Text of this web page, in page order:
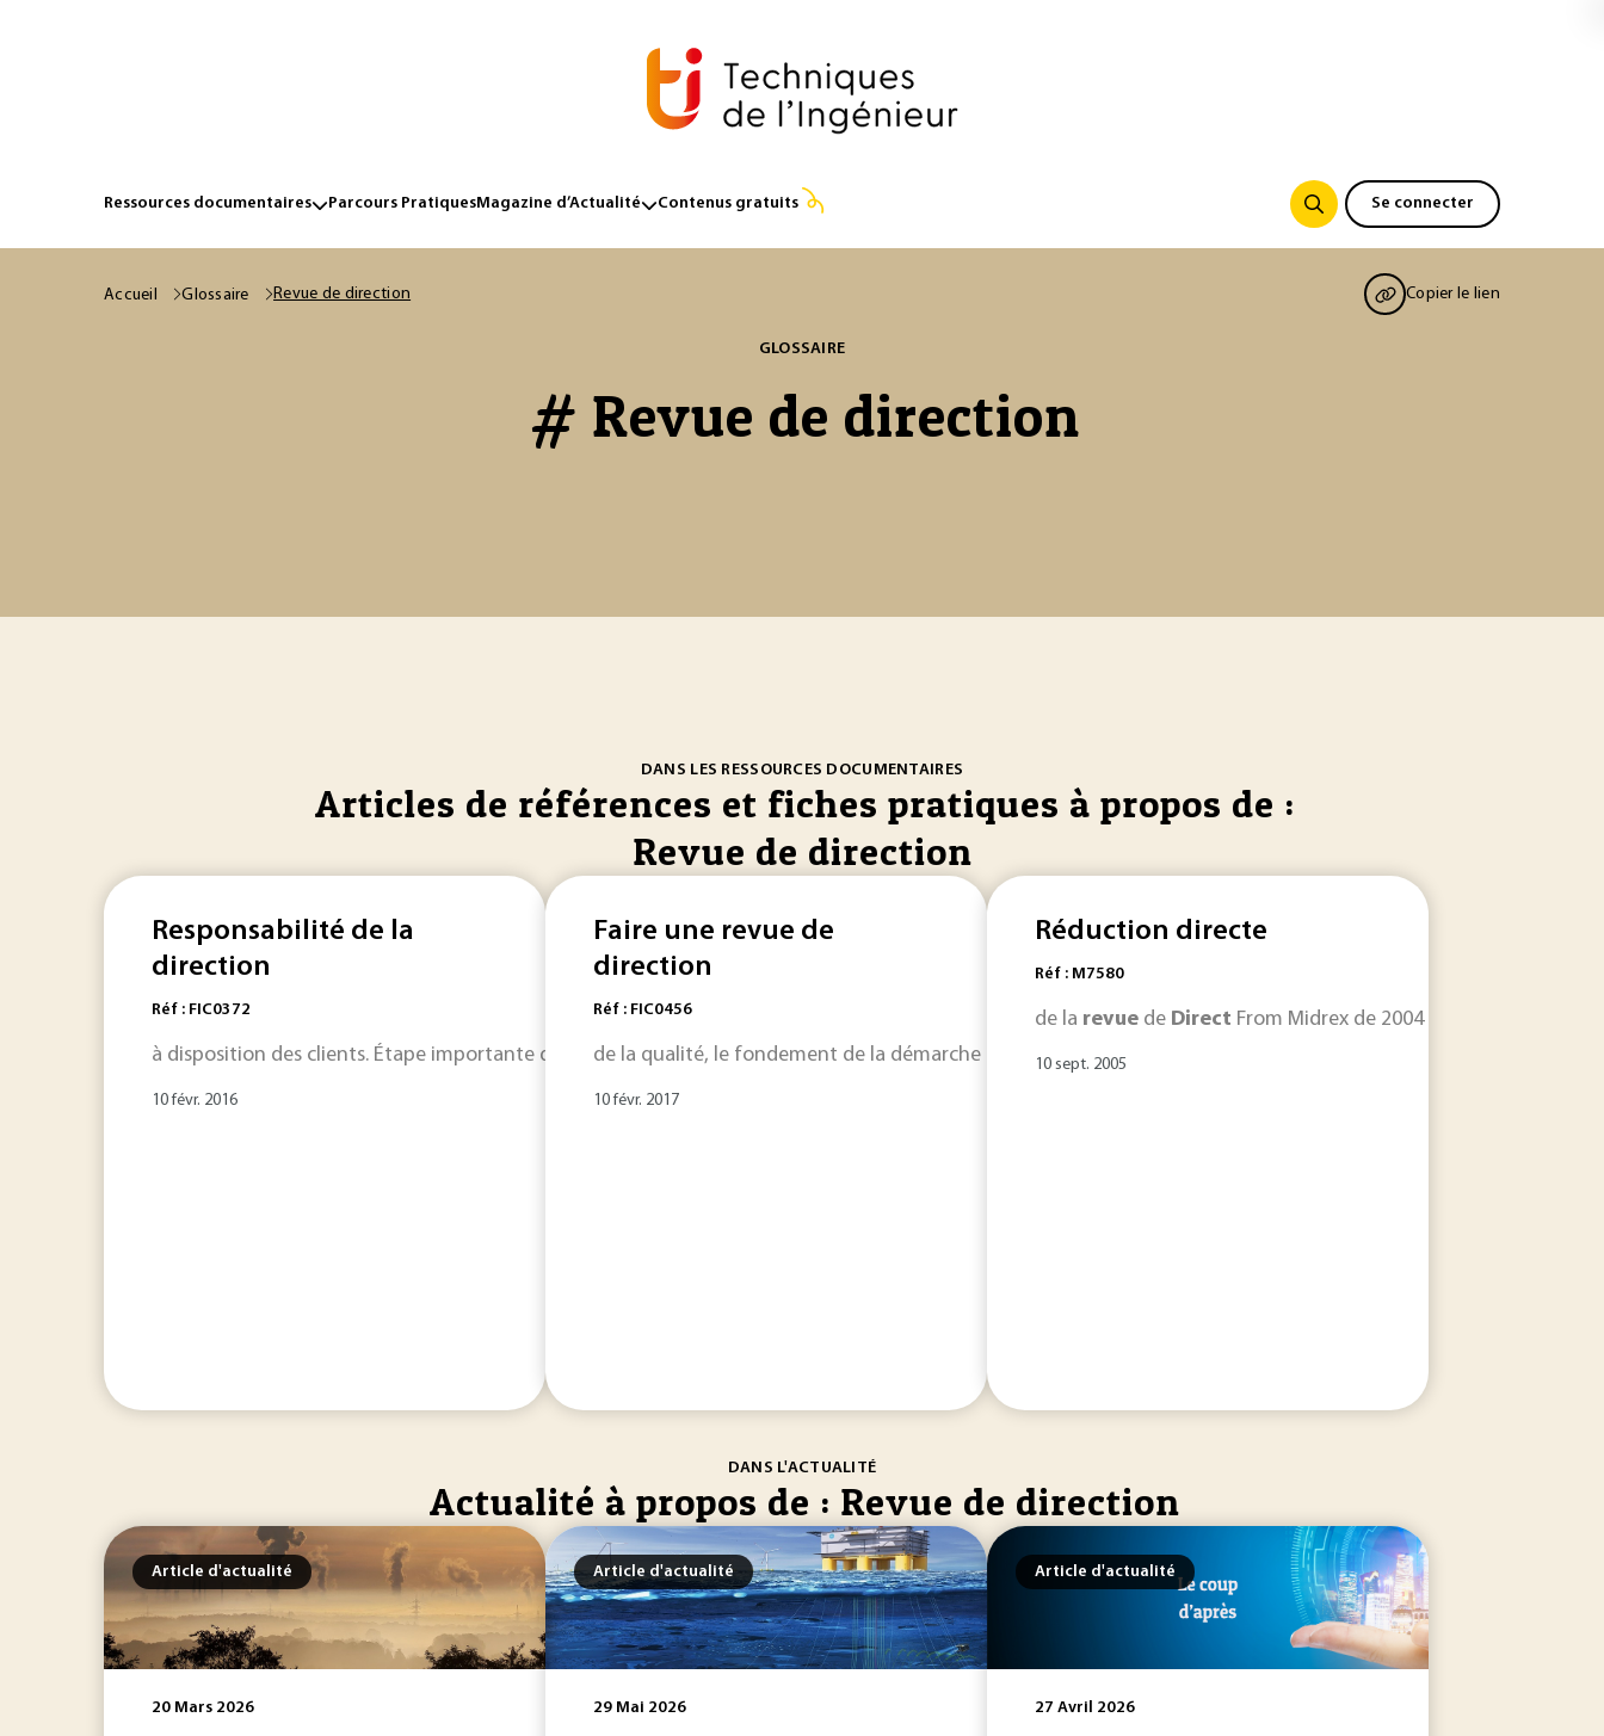
Ressources documentaires Parcours PratiquesMagazine d’Actualité Contenus gratuits Se connecter
Accueil Glossaire Revue de direction Copier le lien
GLOSSAIRE
# Revue de direction
DANS LES RESSOURCES DOCUMENTAIRES
Articles de références et fiches pratiques à propos de :
Revue de direction
Responsabilité de la
direction
Réf : FIC0372
à disposition des clients. Étape importante dans la vie d’une entreprise, cetterevuededirection ... notamment : l’état d’avancement des actions décidées lors
10 févr. 2016
Faire une revue de
direction
Réf : FIC0456
de la qualité, le fondement de la démarche qualité [FIC 0406]). La
10 févr. 2017
Réduction directe
Réf : M7580
de la revue de Direct From Midrex de 2004 (voir le schéma
10 sept. 2005
DANS L'ACTUALITÉ
Actualité à propos de : Revue de direction
Article d'actualité
20 Mars 2026
Article d'actualité
29 Mai 2026
Article d'actualité
27 Avril 2026